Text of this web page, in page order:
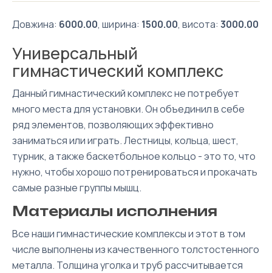
Довжина: 6000.00, ширина: 1500.00, висота: 3000.00
Универсальный
гимнастический комплекс
Данный гимнастический комплекс не потребует
много места для установки. Он объединил в себе
ряд элементов, позволяющих эффективно
заниматься или играть. Лестницы, кольца, шест,
турник, а также баскетбольное кольцо - это то, что
нужно, чтобы хорошо потренироваться и прокачать
самые разные группы мышц.
Материалы исполнения
Все наши гимнастические комплексы и этот в том
числе выполнены из качественного толстостенного
металла. Толщина уголка и труб рассчитывается